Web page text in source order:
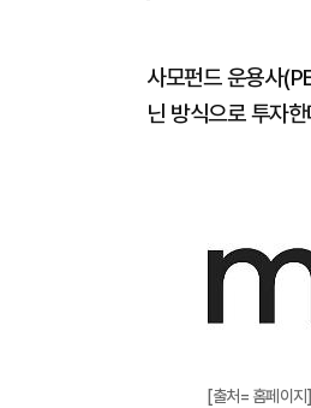
사모펀드 운용사
닌 방식으로 투자
[출처= 홈페이지]